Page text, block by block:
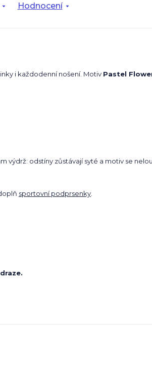
Hodnocení
i každodenní nošení. Motiv Pastel
výdrž: odstíny zůstávají syté a motiv se
sportovní podprsenky